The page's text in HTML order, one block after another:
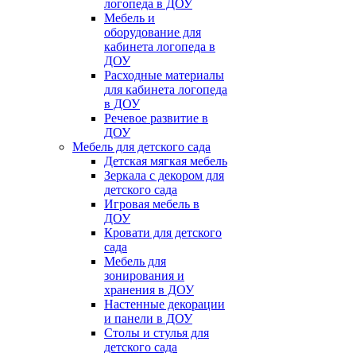
логопеда в ДОУ
Мебель и
оборудование для
кабинета логопеда в
ДОУ
Расходные материалы
для кабинета логопеда
в ДОУ
Речевое развитие в
ДОУ
Мебель для детского сада
Детская мягкая мебель
Зеркала с декором для
детского сада
Игровая мебель в
ДОУ
Кровати для детского
сада
Мебель для
зонирования и
хранения в ДОУ
Настенные декорации
и панели в ДОУ
Столы и стулья для
детского сада